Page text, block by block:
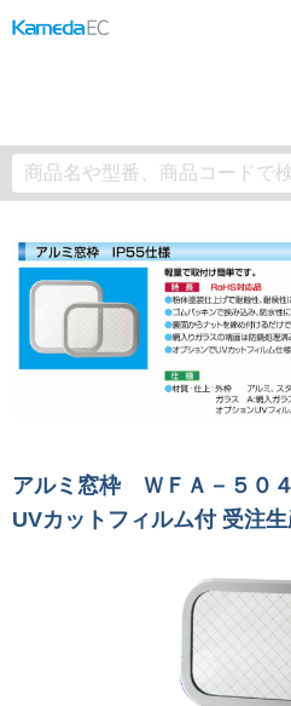
アルミ窓枠 ＷＦＡ－５０
UVカットフィルム付 受注